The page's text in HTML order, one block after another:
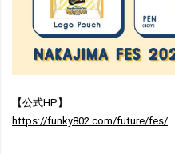
【公式HP】
https://funky802.com/future/fes/